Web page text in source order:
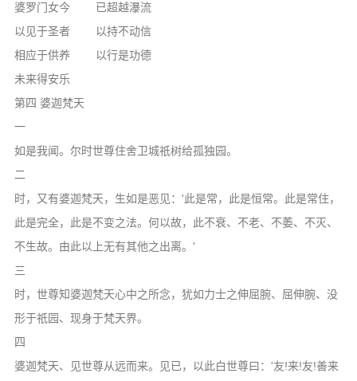
婆罗门女今 已超越瀑流
以见于圣者 以持不动信
相应于供养 以行是功德
未来得安乐
第四 婆迦梵天
一
如是我闻。尔时世尊住舍卫城祇树给孤独园。
二
时，又有婆迦梵天，生如是恶见：'此是常，此是恒常。此是常住，
此是完全，此是不变之法。何以故，此不衰、不老、不萎、不灭、
不生故。由此以上无有其他之出离。'
三
时，世尊知婆迦梵天心中之所念，犹如力士之伸屈腕、屈伸腕、没
形于祇园、现身于梵天界。
四
婆迦梵天、见世尊从远而来。见已，以此白世尊曰：'友!来!友!善来